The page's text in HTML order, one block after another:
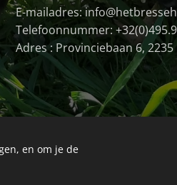
E-mailadres:
Telefoonnummer:
Adres : Provinciebaan 6,
en om je de